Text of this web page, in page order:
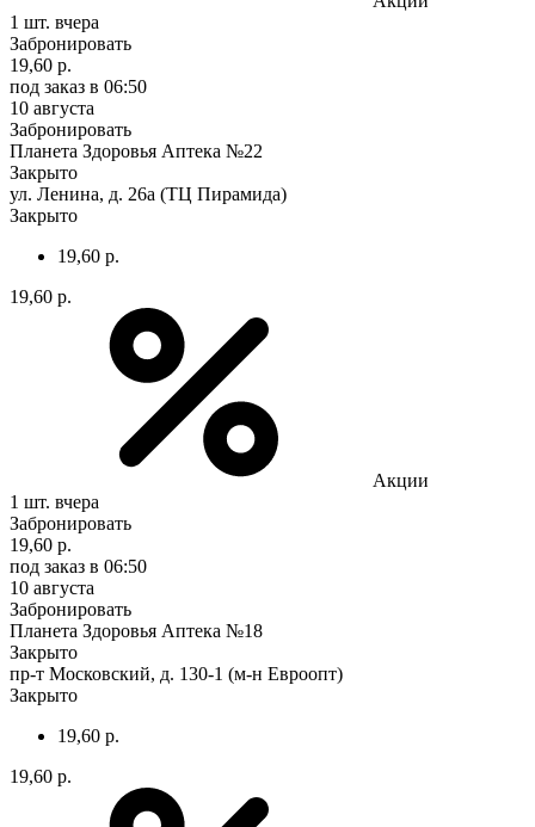
1 шт. вчера
Забронировать
19,60 р.
под заказ в 06:50
10 августа
Забронировать
Планета Здоровья Аптека №22
Закрыто
ул. Ленина, д. 26а (ТЦ Пирамида)
Закрыто
19,60 р.
19,60 р.
Акции
1 шт. вчера
Забронировать
19,60 р.
под заказ в 06:50
10 августа
Забронировать
Планета Здоровья Аптека №18
Закрыто
пр-т Московский, д. 130-1 (м-н Евроопт)
Закрыто
19,60 р.
19,60 р.